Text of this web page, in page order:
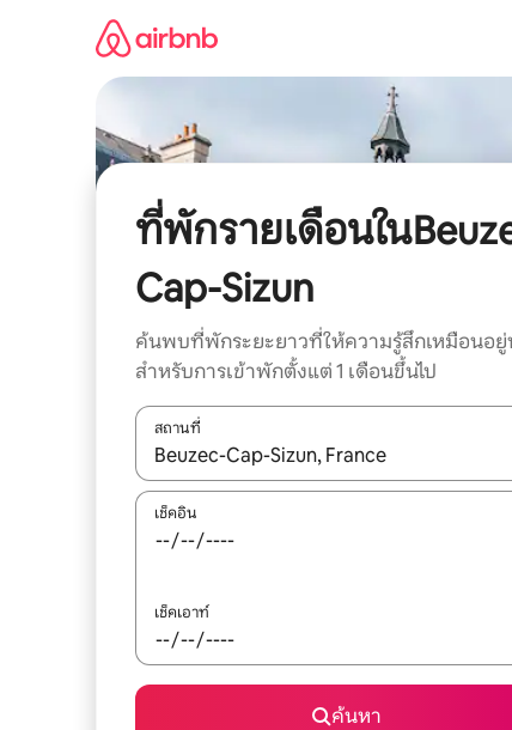
ที่พักรายเดือนใน
Cap-Sizun
ค้นพบที่พักระยะยาวที่ให้ความรู้สึกเหมือนอ
สำหรับการเข้าพักตั้งแต่ 1 เดือนขึ้นไป
สถานที่
ใช้ลูกศรขึ้นลง หรือใช้การสัมผัสหรือปัด เพื่อสำรว
เช็คอิน
เช็คเอาท์
ค้นหา